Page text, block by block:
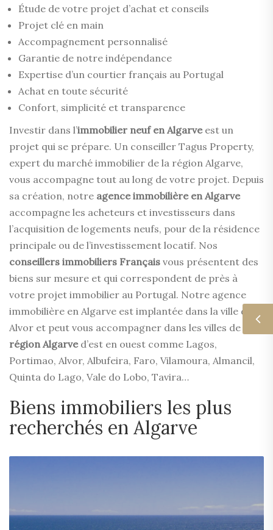
Étude de votre projet d’achat et conseils
Projet clé en main
Accompagnement personnalisé
Garantie de notre indépendance
Expertise d’un courtier français au Portugal
Achat en toute sécurité
Confort, simplicité et transparence
Investir dans l’immobilier neuf en Algarveest un
projet qui se prépare. Un conseiller Tagus Property,
expert du marché immobilier de la région Algarve,
vous accompagne tout au long de votre projet. Depuis
sa création, notre agence immobilière en Algarve
accompagne les acheteurs et investisseurs dans
l’acquisition de logements neufs, pour de la résidence
principale ou de l’investissement locatif. Nos
conseillers immobiliers Français vous présentent des
biens sur mesure et qui correspondent de près à
votre projet immobilier au Portugal. Notre agence
immobilière en Algarve est implantée dans la ville de
Alvor et peut vous accompagner dans les villes de la
région Algarved’est en ouest comme Lagos,
Portimao, Alvor, Albufeira, Faro, Vilamoura, Almancil,
Quinta do Lago, Vale do Lobo, Tavira…
Biens immobiliers les plus
recherchés en Algarve